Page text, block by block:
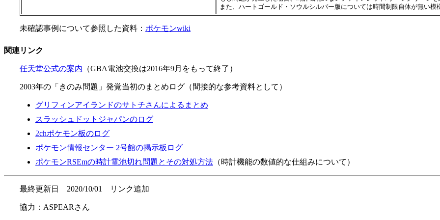
また、ハートゴールド・ソウルシルバー版については時間制限自体が無い模
未確認事例について参照した資料： ポケモンwiki
関連リンク
任天堂公式の案内 （GBA電池交換は2016年9月をもって終了）
2003年の「きのみ問題」発覚当初のまとめログ（間接的な参考資料として）
グリフィンアイランドのサトチさんによるまとめ
スラッシュドットジャパンのログ
2chポケモン板のログ
ポケモン情報センター 2号館の掲示板ログ
ポケモンRSEmの時計電池切れ問題とその対処方法 （時計機能の数値的な仕組みについて）
最終更新日 2020/10/01 リンク追加
協力：ASPEARさん